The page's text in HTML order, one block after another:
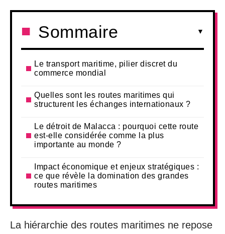
Sommaire
Le transport maritime, pilier discret du
commerce mondial
Quelles sont les routes maritimes qui
structurent les échanges internationaux ?
Le détroit de Malacca : pourquoi cette route
est-elle considérée comme la plus
importante au monde ?
Impact économique et enjeux stratégiques :
ce que révèle la domination des grandes
routes maritimes
La hiérarchie des routes maritimes ne repose